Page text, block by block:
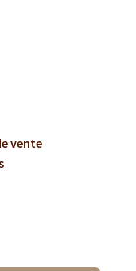
vente